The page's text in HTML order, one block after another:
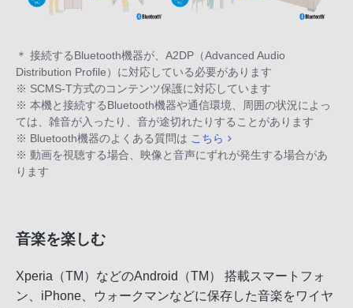
＊ 接続するBluetooth機器が、A2DP（Advanced Audio
Distribution Profile）に対応している必要があります
※ SCMS-T方式のコンテンツ保護に対応しています
※ 本機と接続するBluetooth機器や通信環境、周囲の状況によっ
ては、雑音が入ったり、音が途切れたりすることがあります
※ Bluetooth機器のよくある質問は こちら
※ 動画を視聴する場合、映像と音声にずれが発生する場合があ
ります
音楽を楽しむ
Xperia（TM）などのAndroid（TM） 搭載スマートフォ
ン、iPhone、ウォークマンなどに保存した音楽をワイヤ